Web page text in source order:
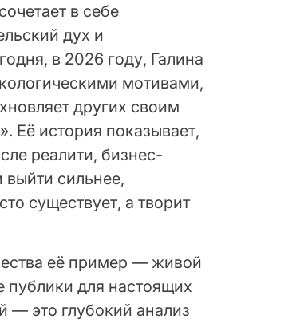
в себе
дух и
в 2026 году, Галина
мотивами,
других своим
Её история показывает,
реалити, бизнес-
сильнее,
существует, а творит
её пример — живой
публики для настоящих
— это глубокий анализ